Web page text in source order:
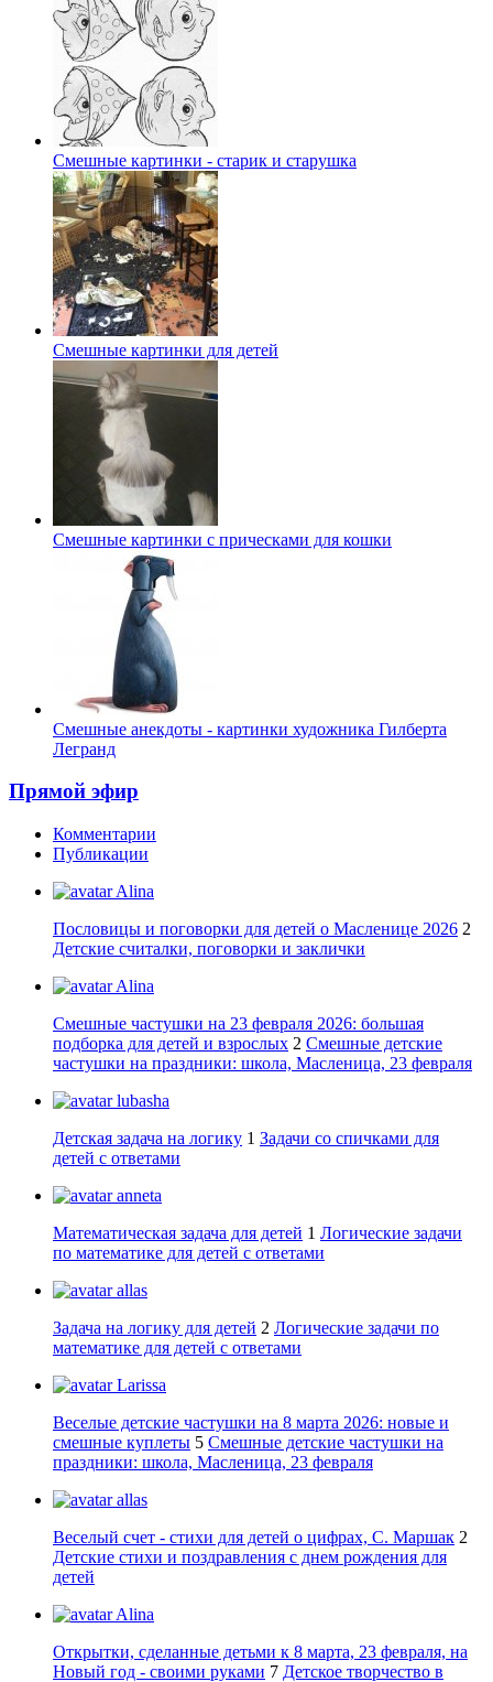
Смешные картинки - старик и старушка
Смешные картинки для детей
Смешные картинки с прическами для кошки
Смешные анекдоты - картинки художника Гилберта
Легранд
Прямой эфир
Комментарии
Публикации
Alina
Пословицы и поговорки для детей о Масленице 2026 2
Детские считалки, поговорки и заклички
Alina
Смешные частушки на 23 февраля 2026: большая
подборка для детей и взрослых 2 Смешные детские
частушки на праздники: школа, Масленица, 23 февраля
lubasha
Детская задача на логику 1 Задачи со спичками для
детей с ответами
anneta
Математическая задача для детей 1 Логические задачи
по математике для детей с ответами
allas
Задача на логику для детей 2 Логические задачи по
математике для детей с ответами
Larissa
Веселые детские частушки на 8 марта 2026: новые и
смешные куплеты 5 Смешные детские частушки на
праздники: школа, Масленица, 23 февраля
allas
Веселый счет - стихи для детей о цифрах, С. Маршак 2
Детские стихи и поздравления с днем рождения для
детей
Alina
Открытки, сделанные детьми к 8 марта, 23 февраля, на
Новый год - своими руками 7 Детское творчество в